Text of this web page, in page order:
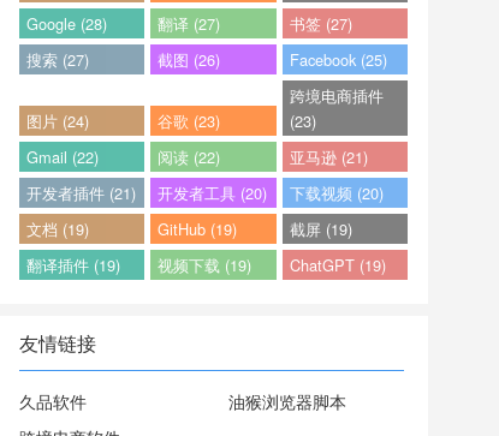
Google (28)
翻译 (27)
书签 (27)
搜索 (27)
截图 (26) Facebook (25)
图片 (24) 谷歌 (23)
跨境电商插件
(23)
Gmail (22)
阅读 (22)
亚马逊 (21)
开发者插件 (21)
开发者工具 (20)
下载视频 (20)
文档 (19)
GitHub (19)
截屏 (19)
翻译插件 (19)
视频下载 (19) ChatGPT (19)
友情链接
久品软件
油猴浏览器脚本